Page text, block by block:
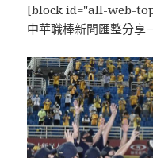
[block id="all-web-
中華職棒新聞匯整分享